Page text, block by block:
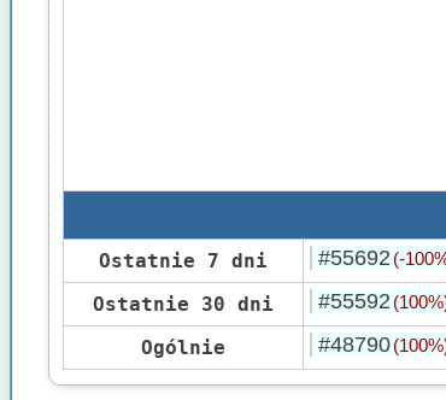
Ostatnie 7 dni
#55692 (-
Ostatnie 30 dni #55592
Ogólnie #48790